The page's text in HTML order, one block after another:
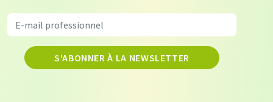
S'ABONNER À LA NEWSLETTER